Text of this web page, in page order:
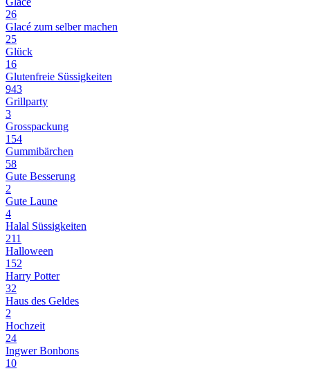
26
Glacé zum selber machen
25
Glück
16
Glutenfreie Süssigkeiten
943
Grillparty
3
Grosspackung
154
Gummibärchen
58
Gute Besserung
2
Gute Laune
4
Halal Süssigkeiten
211
Halloween
152
Harry Potter
32
Haus des Geldes
2
Hochzeit
24
Ingwer Bonbons
10